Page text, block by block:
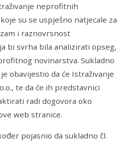
neprofitnih
su se uspješno natjecale za
i raznovrsnost
bi svrha bila analizirati opseg,
novinarstva. Sukladno
obavijestio da će Istraživanje
te da će ih predstavnici
radi dogovora oko
web stranice.
pojasnio da sukladno čl.